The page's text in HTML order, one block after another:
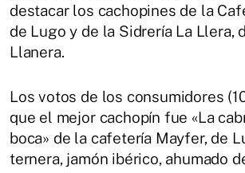
destacar los cachopines de la
de Lugo y de la Sidrería La Llera,
Llanera.
Los votos de los consumidores
que el mejor cachopín fue «La
boca» de la cafetería Mayfer, de
ternera, jamón ibérico, ahumado